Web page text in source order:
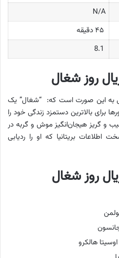
N/A
روز شغال
به این صورت است که: “شغال” یک
برای بالاترین دستمزد زندگی خود را
و گریز هیجان‌انگیز موش و گربه در
اطلاعات بریتانیا که او را ردیابی
روز شغال
هالکرو